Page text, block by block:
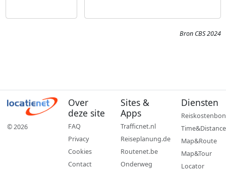
Bron CBS 2024
© 2026
Over
deze site
FAQ
Privacy
Cookies
Contact
Sites &
Apps
Trafficnet.nl
Reiseplanung.de
Routenet.be
Onderweg
Diensten
Reiskostenbon
Time&Distance
Map&Route
Map&Tour
Locator